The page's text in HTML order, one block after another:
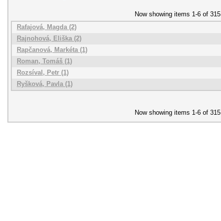
Now showing items 1-6 of 315
Rafajová, Magda (2)
Rajnohová, Eliška (2)
Rapčanová, Markéta (1)
Roman, Tomáš (1)
Rozsíval, Petr (1)
Ryšková, Pavla (1)
Now showing items 1-6 of 315